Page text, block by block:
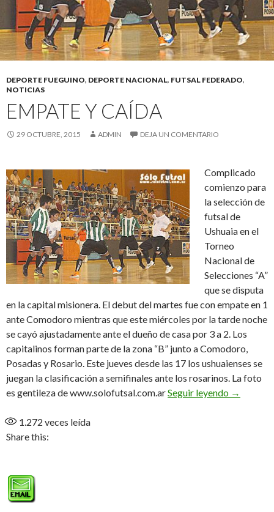
DEPORTE FUEGUINO, DEPORTE NACIONAL, FUTSAL FEDERADO,
NOTICIAS
EMPATE Y CAÍDA
29 OCTUBRE, 2015 ADMIN DEJA UN COMENTARIO
Complicado
comienzo para
la selección de
futsal de
Ushuaia en el
Torneo
Nacional de
Selecciones “A”
que se disputa
en la capital misionera. El debut del martes fue con empate en 1
ante Comodoro mientras que este miércoles por la tarde noche
se cayó ajustadamente ante el dueño de casa por 3 a 2. Los
capitalinos forman parte de la zona “B” junto a Comodoro,
Posadas y Rosario. Este jueves desde las 17 los ushuaienses se
juegan la clasificación a semifinales ante los rosarinos. La foto
es gentileza de www.solofutsal.com.arSeguir leyendo Empate y
→
1.272 veces leída
Share this: